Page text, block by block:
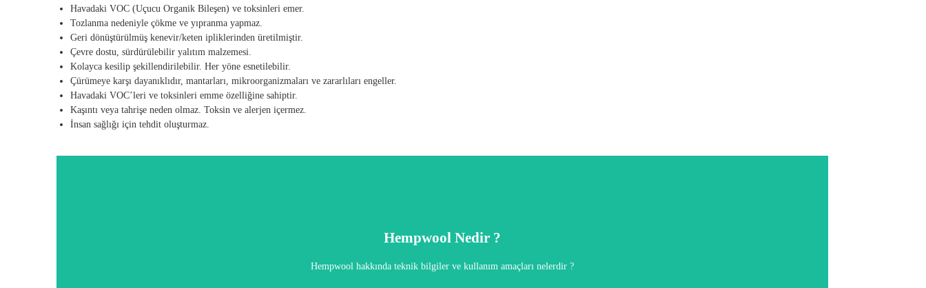
Havadaki VOC (Uçucu Organik Bileşen) ve toksinleri emer.
Tozlanma nedeniyle çökme ve yıpranma yapmaz.
Geri dönüştürülmüş kenevir/keten ipliklerinden üretilmiştir.
Çevre dostu, sürdürülebilir yalıtım malzemesi.
Kolayca kesilip şekillendirilebilir. Her yöne esnetilebilir.
Çürümeye karşı dayanıklıdır, mantarları, mikroorganizmaları ve zararlıları engeller.
Havadaki VOC’leri ve toksinleri emme özelliğine sahiptir.
Kaşıntı veya tahrişe neden olmaz. Toksin ve alerjen içermez.
İnsan sağlığı için tehdit oluşturmaz.
Hempwool Nedir ?
Hempwool hakkında teknik bilgiler ve kullanım amaçları nelerdir ?